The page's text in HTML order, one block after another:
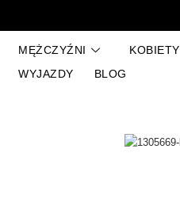
MĘŻCZYŹNI KOBIETY
WYJAZDY
BLOG